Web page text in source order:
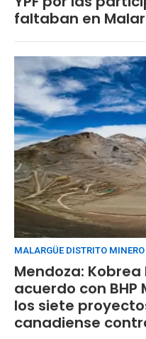
faltaban en
MALARGÜE DISTRITO MINERO
Mendoza:
acuerdo con
los siete
canadiense